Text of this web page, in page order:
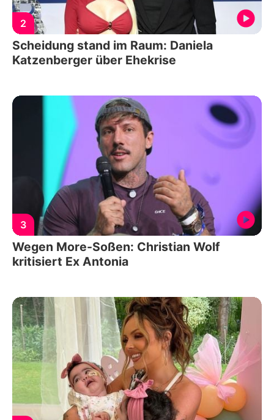
2
Scheidung stand im Raum: Daniela
Katzenberger über Ehekrise
3
Wegen More-Soßen: Christian Wolf
kritisiert Ex Antonia